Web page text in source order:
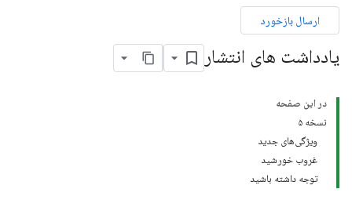
ارسال بازخورد
یادداشت های انتشار
در این صفحه
نسخه ۵
ویژگی‌های جدید
غروب خورشید
توجه داشته باشید